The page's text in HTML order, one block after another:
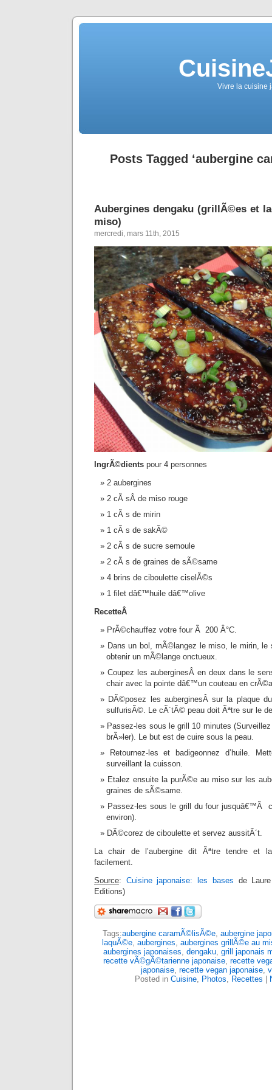
Vivre la cuisine
Posts Tagged ‘aubergine
Aubergines dengaku (grillÃ©es et
miso)
mercredi, mars 11th, 2015
IngrÃ©dients pour 4 personnes
2 aubergines
2 cÃ sÂ de miso rouge
1 cÃ s de mirin
1 cÃ s de sakÃ©
2 cÃ s de sucre semoule
2 cÃ s de graines de sÃ©same
4 brins de ciboulette ciselÃ©s
1 filet dâ€™huile dâ€™olive
RecetteÂ
PrÃ©chauffez votre four Ã 200 Â°C.
Dans un bol, mÃ©langez le miso, le mirin,
obtenir un mÃ©lange onctueux.
Coupez les auberginesÂ en deux dans le
chair avec la pointe dâ€™un couteau en
DÃ©posez les auberginesÂ sur la plaque
sulfurisÃ©. Le cÃ´tÃ© peau doit Ãªtre sur le
Passez-les sous le grill 10 minutes
brÃ»ler). Le but est de cuire sous la peau.
Retournez-les et badigeonnez d’huile.
surveillant la cuisson.
Etalez ensuite la purÃ©e au miso sur les
graines de sÃ©same.
Passez-les sous le grill du four jusquâ€™Ã
environ).
DÃ©corez de ciboulette et servez aussitÃ´t.
La chair de l’aubergine dit Ãªtre tendre et
facilement.
Source: Cuisine japonaise: les bases de
Editions)
Tags:aubergine caramÃ©lisÃ©e, aubergine
laquÃ©e aubergines aubergines grillÃ©e au
aubergines japonaises dengaku grill japonais
recette vÃ©gÃ©tarienne japonaise recette
japonaise recette vegan japonaise
Posted in Cuisine Photos Recettes |